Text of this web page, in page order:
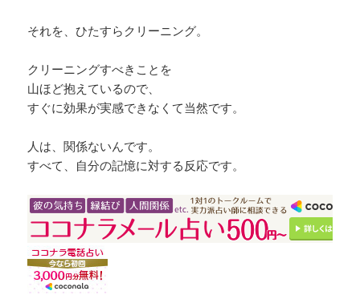
それを、ひたすらクリーニング。
クリーニングすべきことを
山ほど抱えているので、
すぐに効果が実感できなくて当然です。
人は、関係ないんです。
すべて、自分の記憶に対する反応です。